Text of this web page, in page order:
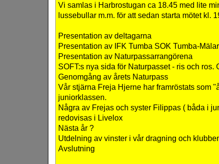
Vi samlas i Harbrostugan ca 18.45 med lite
lussebullar m.m. för att sedan starta mötet kl.
Presentation av deltagarna
Presentation av IFK Tumba SOK Tumba-
Presentation av Naturpassarrangörena
SOFT:s nya sida för Naturpasset - ris och ros.
Genomgång av årets Naturpass
Vår stjärna Freja Hjerne har framröstats som
juniorklassen.
Några av Frejas och syster Filippas ( båda i
redovisas i Livelox
Nästa år ?
Utdelning av vinster i vår dragning och
Avslutning